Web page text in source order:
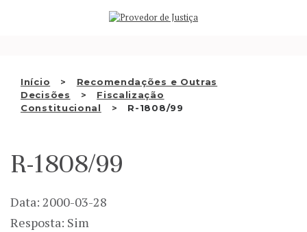
Início
Recomendações e Outras
Decisões
Fiscalização
Constitucional
R-1808/99
QUEM SOMOS
RECOMENDAÇÕES E OUTRAS
DECISÕES
APRESENTAR QUEIXA
PT
R-1808/99
Data: 2000-03-28
Resposta: Sim